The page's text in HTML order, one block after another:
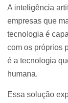
A inteligência
empresas que
tecnologia é
com os próprios
é a tecnologia
humana.
Essa solução